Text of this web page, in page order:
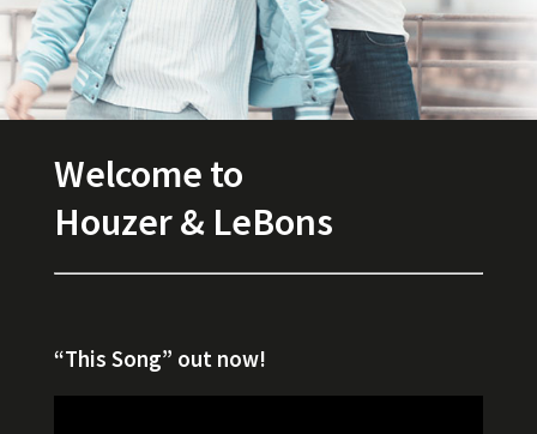
Welcome to
Houzer & LeBons
“This Song” out now!